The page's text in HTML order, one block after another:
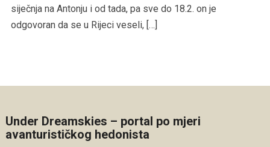
siječnja na Antonju i od tada, pa sve do 18.2. on je
odgovoran da se u Rijeci veseli, […]
Under Dreamskies – portal po mjeri
avanturističkog hedonista